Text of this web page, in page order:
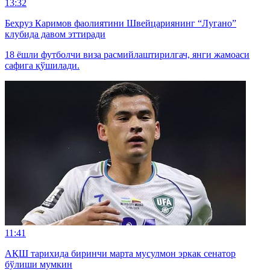
13:32
Беҳруз Каримов фаолиятини Швейцариянинг “Лугано”
клубида давом эттиради
18 ёшли футболчи виза расмийлаштирилгач, янги жамоаси
сафига қўшилади.
11:41
АҚШ тарихида биринчи марта мусулмон эркак сенатор
бўлиши мумкин